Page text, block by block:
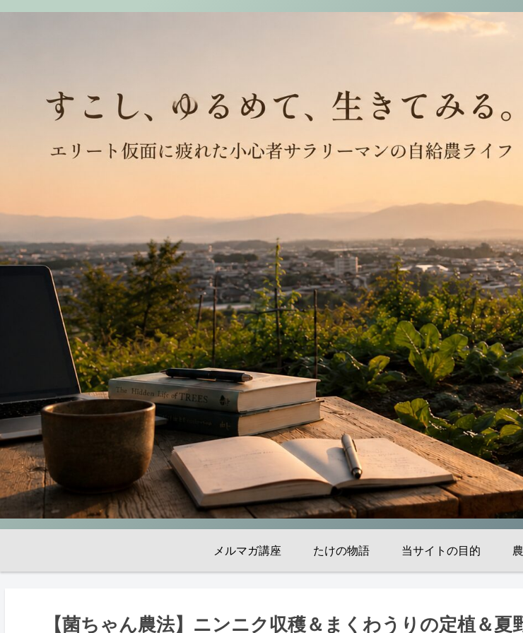
メルマガ講座 たけの物語 当サイトの目的
【菌ちゃん農法】ニンニク収穫＆まくわうりの定植＆夏